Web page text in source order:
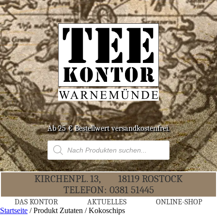
Ab 25 € Bestell­wert versandkostenfrei.
Products
search
KIR­CHEN­PL. 13,
18119 ROS­TOCK
TELE­FON: 0381 51445
DAS KON­TOR AKTU­EL­LES ONLINE-SHOP
Startseite / Produkt Zutaten / Kokoschips